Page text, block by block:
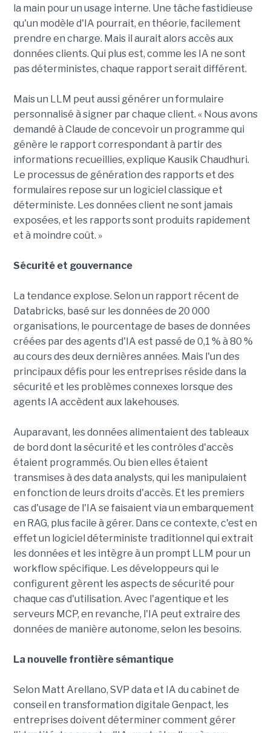
la main pour un usage interne. Une tâche fastidieuse
qu'un modèle d'IA pourrait, en théorie, facilement
prendre en charge. Mais il aurait alors accès aux
données clients. Qui plus est, comme les IA ne sont
pas déterministes, chaque rapport serait différent.
Mais un LLM peut aussi générer un formulaire
personnalisé à signer par chaque client. « Nous avons
demandé à Claude de concevoir un programme qui
génère le rapport correspondant à partir des
informations recueillies, explique Kausik Chaudhuri.
Le processus de génération des rapports et des
formulaires repose sur un logiciel classique et
déterministe. Les données client ne sont jamais
exposées, et les rapports sont produits rapidement
et à moindre coût. »
Sécurité et gouvernance
La tendance explose. Selon un rapport récent de
Databricks, basé sur les données de 20 000
organisations, le pourcentage de bases de données
créées par des agents d'IA est passé de 0,1 % à 80 %
au cours des deux dernières années. Mais l'un des
principaux défis pour les entreprises réside dans la
sécurité et les problèmes connexes lorsque des
agents IA accèdent aux lakehouses.
Auparavant, les données alimentaient des tableaux
de bord dont la sécurité et les contrôles d'accès
étaient programmés. Ou bien elles étaient
transmises à des data analysts, qui les manipulaient
en fonction de leurs droits d'accès. Et les premiers
cas d'usage de l'IA se faisaient via un embarquement
en RAG, plus facile à gérer. Dans ce contexte, c'est en
effet un logiciel déterministe traditionnel qui extrait
les données et les intègre à un prompt LLM pour un
workflow spécifique. Les développeurs qui le
configurent gèrent les aspects de sécurité pour
chaque cas d'utilisation. Avec l'agentique et les
serveurs MCP, en revanche, l'IA peut extraire des
données de manière autonome, selon les besoins.
La nouvelle frontière sémantique
Selon Matt Arellano, SVP data et IA du cabinet de
conseil en transformation digitale Genpact, les
entreprises doivent déterminer comment gérer